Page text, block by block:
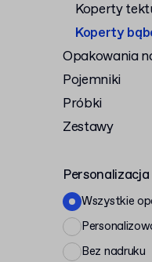
Koperty
Koperty
Opakowania
Pojemniki
Próbki
Zestawy
Personalizacja
Wszystkie
Bez nadruku